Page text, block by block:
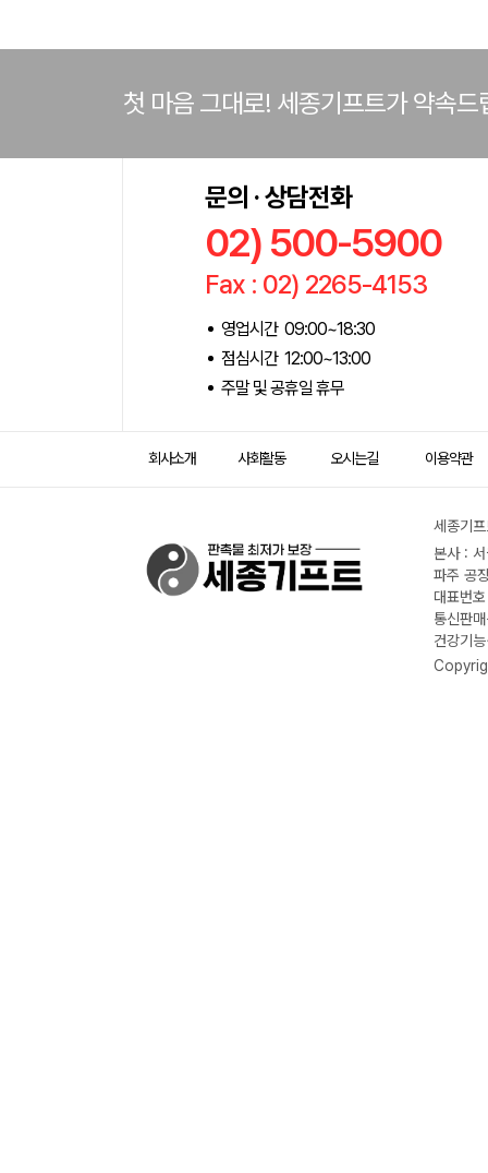
첫 마음 그대로! 세종기프트가 약속드
문의 · 상담전화
02) 500-5900
Fax : 02) 2265-4153
영업시간 09:00~18:30
점심시간 12:00~13:00
주말 및 공휴일 휴무
회사소개 사회활동 오시는길 이용약관
세종기
본사 :
파주 공
대표번
통신판
건강기